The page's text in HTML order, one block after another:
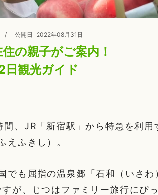
/ 公開日 2022年08月31日
の親子がご案内！
日観光ガイド
、JR「新宿駅」から特急を利用
えふきし）。
でも屈指の温泉郷「石和（いさわ
すが、じつはファミリー旅行にぴ